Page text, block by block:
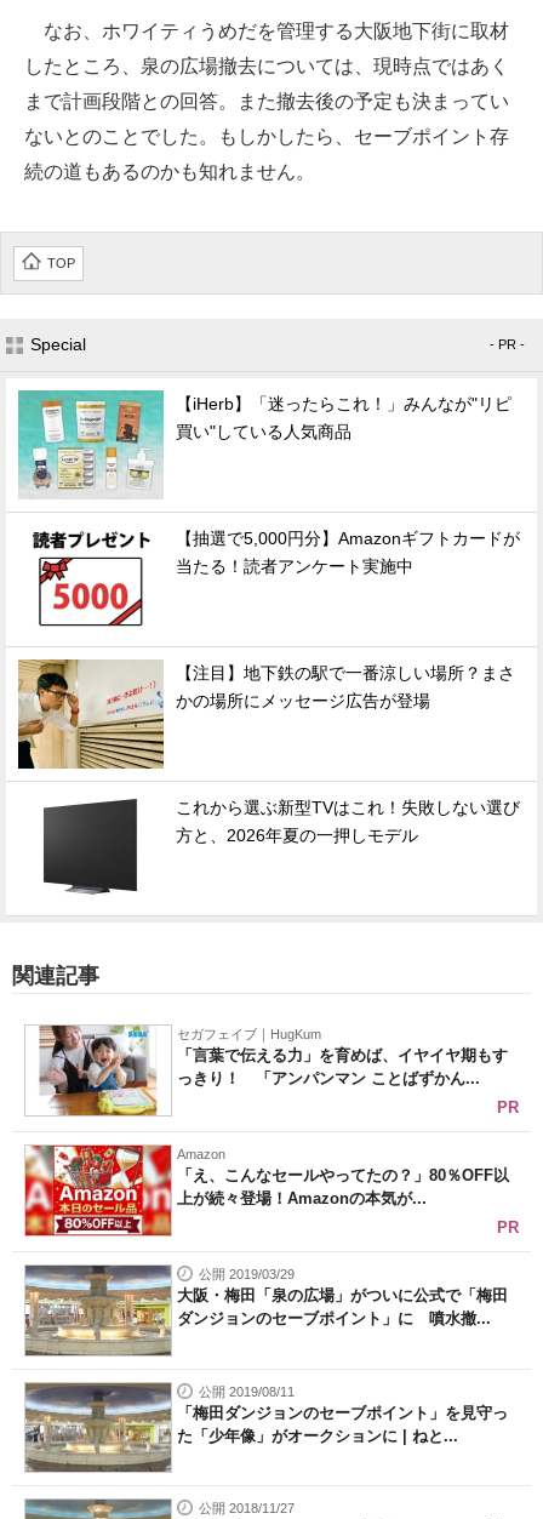
なお、ホワイティうめだを管理する大阪地下街に取材
したところ、泉の広場撤去については、現時点ではあく
まで計画段階との回答。また撤去後の予定も決まってい
ないとのことでした。もしかしたら、セーブポイント存
続の道もあるのかも知れません。
TOP
Special - PR -
【iHerb】「迷ったらこれ！」みんなが"リピ
買い"している人気商品
【抽選で5,000円分】Amazonギフトカードが
当たる！読者アンケート実施中
【注目】地下鉄の駅で一番涼しい場所？まさ
かの場所にメッセージ広告が登場
これから選ぶ新型TVはこれ！失敗しない選び
方と、2026年夏の一押しモデル
関連記事
セガフェイブ｜HugKum
「言葉で伝える力」を育めば、イヤイヤ期もす
っきり！ 「アンパンマン ことばずかん...
PR
Amazon
「え、こんなセールやってたの？」80％OFF以
上が続々登場！Amazonの本気が...
PR
公開 2019/03/29
大阪・梅田「泉の広場」がついに公式で「梅田
ダンジョンのセーブポイント」に 噴水撤...
公開 2019/08/11
「梅田ダンジョンのセーブポイント」を見守っ
た「少年像」がオークションに | ねと...
公開 2018/11/27